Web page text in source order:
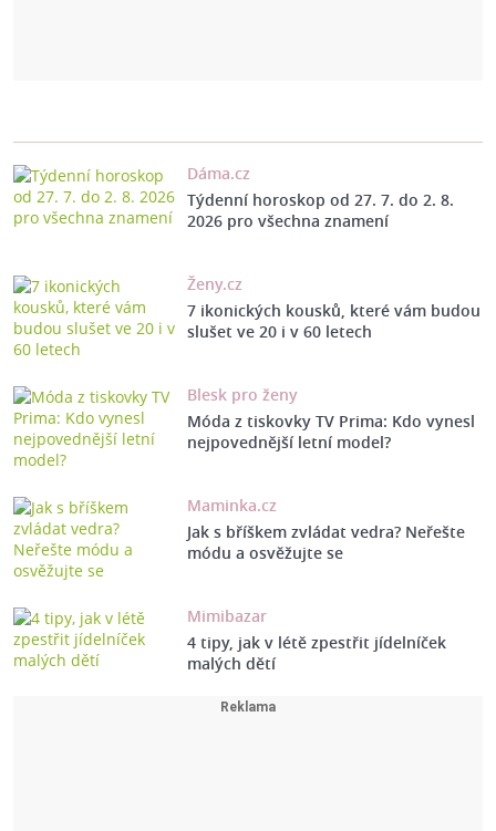
Dáma.cz
Týdenní horoskop od 27. 7. do 2. 8.
2026 pro všechna znamení
Ženy.cz
7 ikonických kousků, které vám budou
slušet ve 20 i v 60 letech
Blesk pro ženy
Móda z tiskovky TV Prima: Kdo vynesl
nejpovednější letní model?
Maminka.cz
Jak s bříškem zvládat vedra? Neřešte
módu a osvěžujte se
Mimibazar
4 tipy, jak v létě zpestřit jídelníček
malých dětí